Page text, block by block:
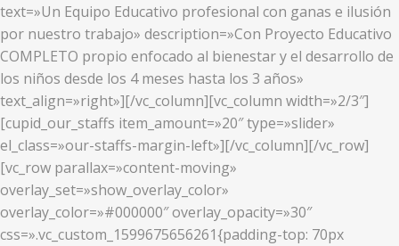
text=»Un Equipo Educativo profesional con ganas e ilusión
por nuestro trabajo» description=»Con Proyecto Educativo
COMPLETO propio enfocado al bienestar y el desarrollo de
los niños desde los 4 meses hasta los 3 años»
text_align=»right»][/vc_column][vc_column width=»2/3″]
[cupid_our_staffs item_amount=»20″ type=»slider»
el_class=»our-staffs-margin-left»][/vc_column][/vc_row]
[vc_row parallax=»content-moving»
overlay_set=»show_overlay_color»
overlay_color=»#000000″ overlay_opacity=»30″
css=».vc_custom_1599675656261{padding-top: 70px